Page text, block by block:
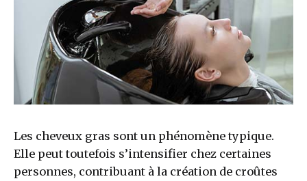
Les cheveux gras sont un phénomène typique.
Elle peut toutefois s’intensifier chez certaines
personnes, contribuant à la création de croûtes